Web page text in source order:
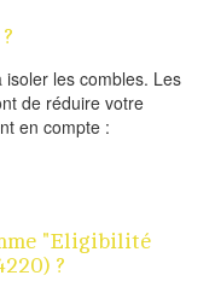
les combles. Les
de réduire votre
en compte :
"Eligibilité
?